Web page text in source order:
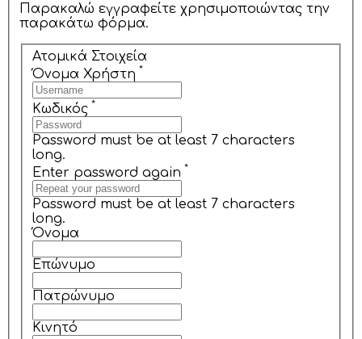
Παρακαλώ εγγραφείτε χρησιμοποιώντας την
παρακάτω φόρμα.
Ατομικά Στοιχεία
Όνομα Χρήστη *
Κωδικός *
Password must be at least 7 characters
long.
Enter password again *
Password must be at least 7 characters
long.
Όνομα
Επώνυμο
Πατρώνυμο
Κινητό